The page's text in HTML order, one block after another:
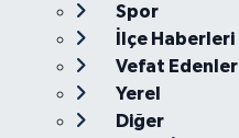
Spor
İlçe Haberleri
Vefat Edenler
Yerel
Diğer